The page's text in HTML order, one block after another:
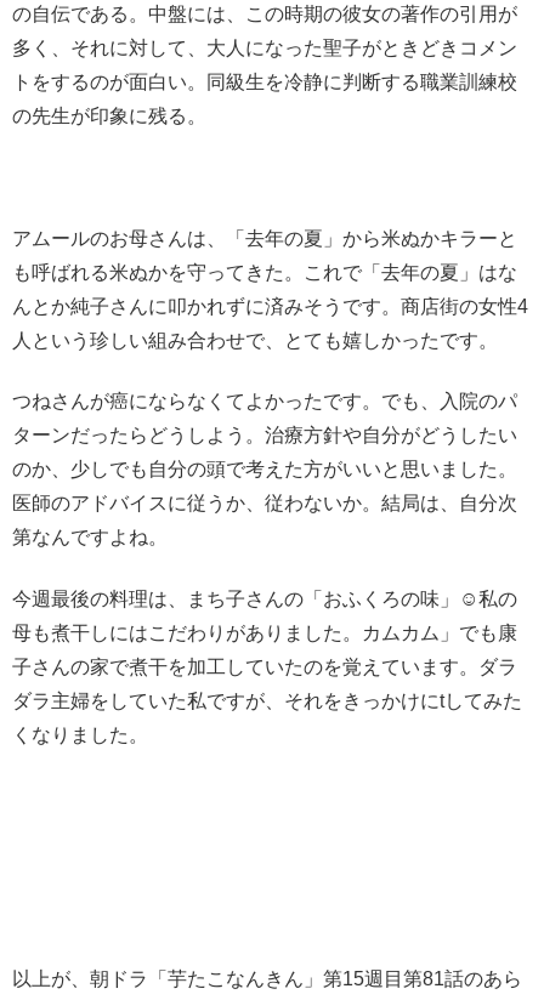
の自伝である。中盤には、この時期の彼女の著作の引用が
多く、それに対して、大人になった聖子がときどきコメン
トをするのが面白い。同級生を冷静に判断する職業訓練校
の先生が印象に残る。
アムールのお母さんは、「去年の夏」から米ぬかキラーと
も呼ばれる米ぬかを守ってきた。これで「去年の夏」はな
んとか純子さんに叩かれずに済みそうです。商店街の女性4
人という珍しい組み合わせで、とても嬉しかったです。
つねさんが癌にならなくてよかったです。でも、入院のパ
ターンだったらどうしよう。治療方針や自分がどうしたい
のか、少しでも自分の頭で考えた方がいいと思いました。
医師のアドバイスに従うか、従わないか。結局は、自分次
第なんですよね。
今週最後の料理は、まち子さんの「おふくろの味」☺️私の
母も煮干しにはこだわりがありました。カムカム」でも康
子さんの家で煮干を加工していたのを覚えています。ダラ
ダラ主婦をしていた私ですが、それをきっかけにtしてみた
くなりました。
以上が、朝ドラ「芋たこなんきん」第15週目第81話のあら